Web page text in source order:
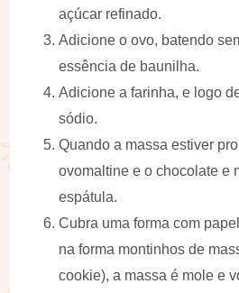
açúcar refinado.
Adicione o ovo, batendo
essência de baunilha.
Adicione a farinha, e logo
sódio.
Quando a massa estiver
ovomaltine e o chocolate e
espátula.
Cubra uma forma com
na forma montinhos de
cookie), a massa é mole e